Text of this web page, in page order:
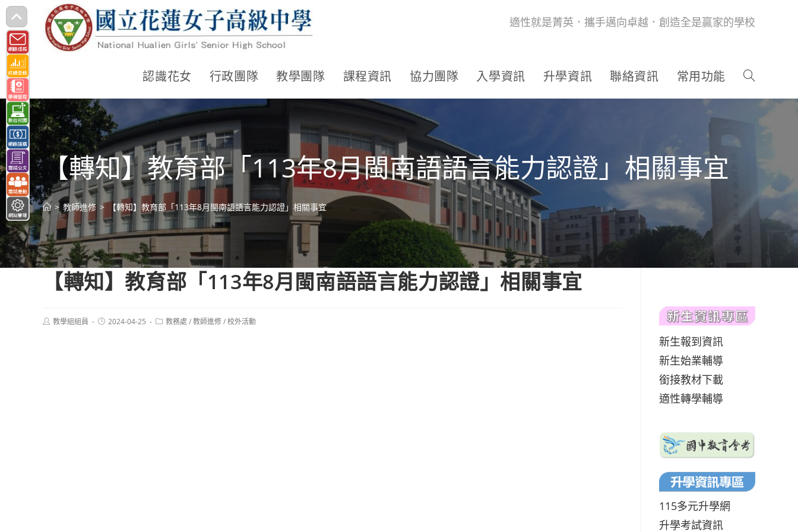
跳
轉
至
主
要
內
容
適性就是菁英．攜手邁向卓越．創造全是贏家的學校
認識花女 行政團隊 教學團隊 課程資訊 協力團隊 入學資訊 升學資訊 聯絡資訊 常用功能
【轉知】教育部「113年8月閩南語語言能力認證」相關事宜
> 教師進修 > 【轉知】教育部「113年8月閩南語語言能力認證」相關事宜
【轉知】教育部「113年8月閩南語語言能力認證」相關事宜
Post教學組組員
Post2024-04-25
Post教務處 /教師進修/校外活動
新生報到資訊
新生始業輔導
銜接教材下載
適性轉學輔導
115多元升學網
升學考試資訊